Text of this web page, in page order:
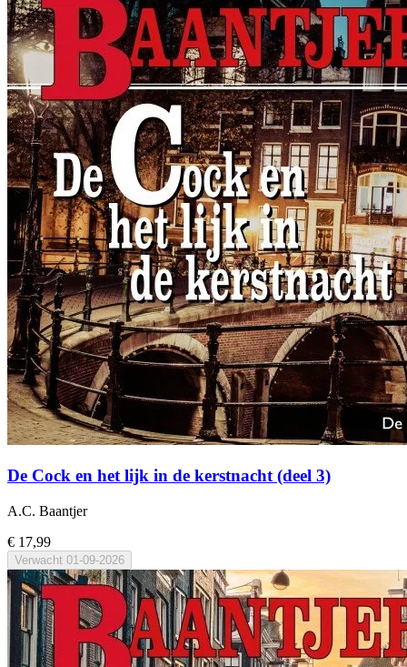
De Cock en het lijk in de kerstnacht (deel 3)
A.C. Baantjer
€ 17,99
Verwacht 01-09-2026